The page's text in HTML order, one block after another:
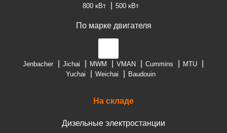
800 кВт
500 кВт
По марке двигателя
Jenbacher Jichai MWM VMAN Cummins
MTU
Yuchai
Weichai Baudouin
На складе
Дизельные электростанции